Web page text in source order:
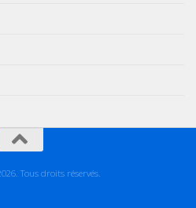
Tous droits réservés.